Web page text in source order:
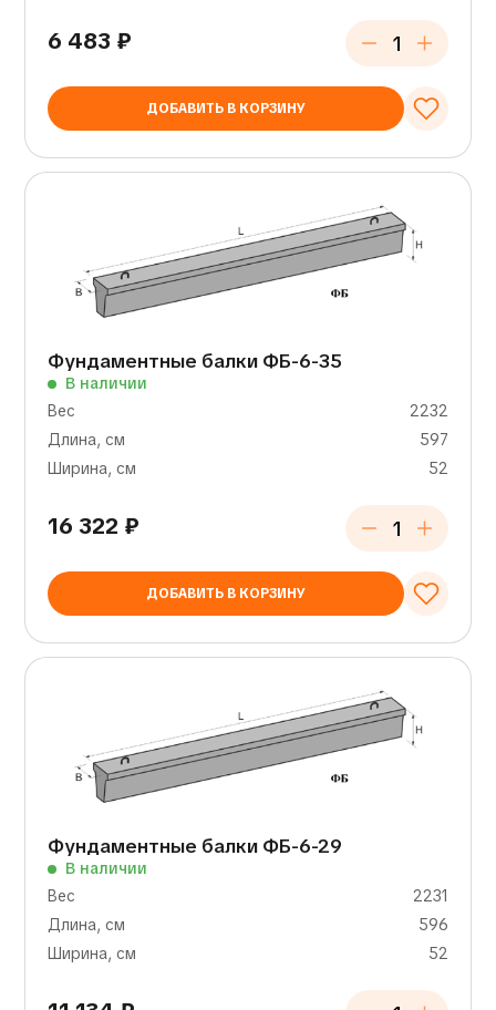
6 483 ₽
ДОБАВИТЬ В КОРЗИНУ
Фундаментные балки ФБ-6-35
В наличии
Вес
2232
Длина, см
597
Ширина, см
52
16 322 ₽
ДОБАВИТЬ В КОРЗИНУ
Фундаментные балки ФБ-6-29
В наличии
Вес
2231
Длина, см
596
Ширина, см
52